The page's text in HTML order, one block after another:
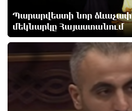
Սիցիլիայի
հրաբխի ժայթքման
Հետվճարի փոխարեն՝
թոշակ․ ինչու է գործող
անարդարության խնդիր
Պարարվեստի նոր
մեկնարկը Հայաստանում
2